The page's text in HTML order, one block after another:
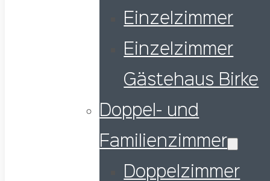
Einzelzimmer
Einzelzimmer
Gästehaus Birke
Doppel- und
Familienzimmer
Doppelzimmer